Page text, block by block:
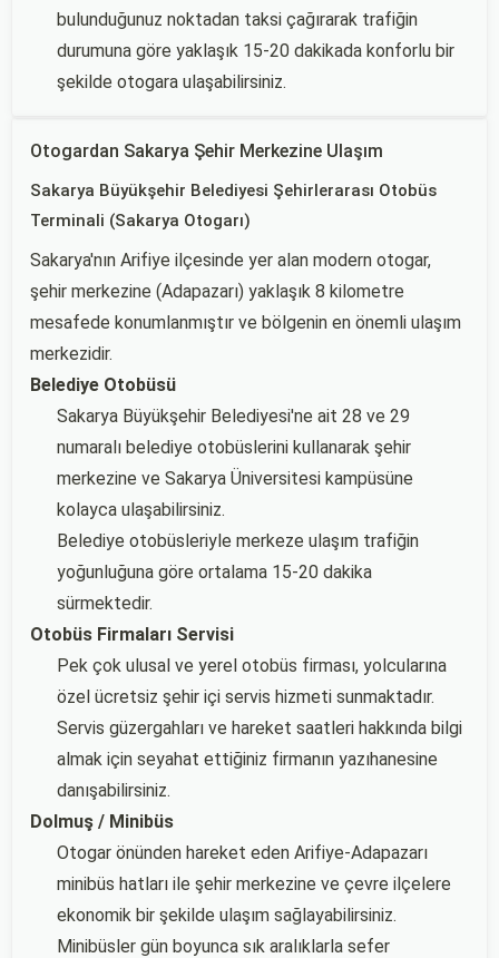
bulunduğunuz noktadan taksi çağırarak trafiğin
durumuna göre yaklaşık 15-20 dakikada konforlu bir
şekilde otogara ulaşabilirsiniz.
Otogardan Sakarya Şehir Merkezine Ulaşım
Sakarya Büyükşehir Belediyesi Şehirlerarası Otobüs
Terminali (Sakarya Otogarı)
Sakarya'nın Arifiye ilçesinde yer alan modern otogar,
şehir merkezine (Adapazarı) yaklaşık 8 kilometre
mesafede konumlanmıştır ve bölgenin en önemli ulaşım
merkezidir.
Belediye Otobüsü
Sakarya Büyükşehir Belediyesi'ne ait 28 ve 29
numaralı belediye otobüslerini kullanarak şehir
merkezine ve Sakarya Üniversitesi kampüsüne
kolayca ulaşabilirsiniz.
Belediye otobüsleriyle merkeze ulaşım trafiğin
yoğunluğuna göre ortalama 15-20 dakika
sürmektedir.
Otobüs Firmaları Servisi
Pek çok ulusal ve yerel otobüs firması, yolcularına
özel ücretsiz şehir içi servis hizmeti sunmaktadır.
Servis güzergahları ve hareket saatleri hakkında bilgi
almak için seyahat ettiğiniz firmanın yazıhanesine
danışabilirsiniz.
Dolmuş / Minibüs
Otogar önünden hareket eden Arifiye-Adapazarı
minibüs hatları ile şehir merkezine ve çevre ilçelere
ekonomik bir şekilde ulaşım sağlayabilirsiniz.
Minibüsler gün boyunca sık aralıklarla sefer